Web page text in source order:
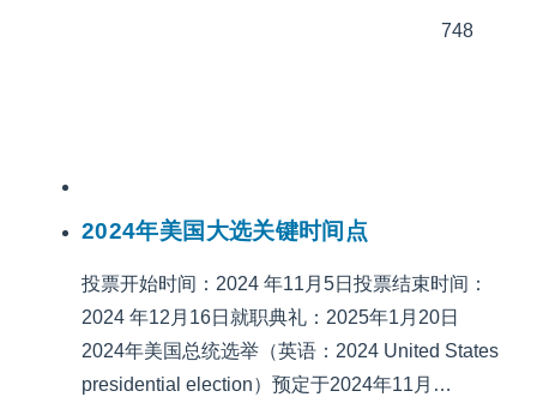
748
2024年美国大选关键时间点
投票开始时间：2024 年11月5日投票结束时间：
2024 年12月16日就职典礼：2025年1月20日
2024年美国总统选举（英语：2024 United States
presidential election）预定于2024年11月…